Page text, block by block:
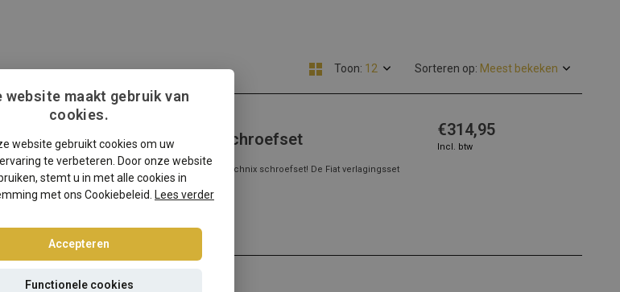
Toon: Sorteren op:
Punto III Grande Punto/Evo schroefset
Punto III Grande Punto/Evo? Kies dan voor deze Ta-Technix schroefset! De Fiat verlagingsset
de beste prijs/kwal...
meer
€314,95
Incl. btw
website maakt gebruik van
cookies.
website gebruikt cookies om uw
te verbeteren. Door onze website
stemt u in met alle cookies in
met ons Cookiebeleid. Lees verder
Accepteren
Functionele cookies